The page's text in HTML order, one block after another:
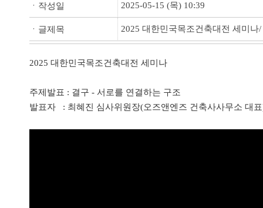
ㆍ작성일 2025-05-15 (목) 10:39
ㆍ글제목 2025 대한민국목조건축대전 세미나
2025 대한민국목조건축대전 세미나
주제발표 : 결구 - 서로를 연결하는 구조
발표자 : 최혜진 심사위원장(오즈앤엔즈 건축사사무소 대